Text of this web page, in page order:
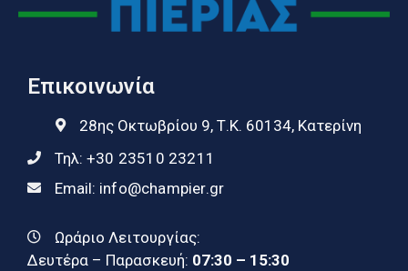
Επικοινωνία
28ης Οκτωβρίου 9, Τ.Κ. 60134, Κατερίνη
Τηλ: +30 23510 23211
Email: info@champier.gr
Ωράριο Λειτουργίας:
Δευτέρα – Παρασκευή: 07:30 – 15:30